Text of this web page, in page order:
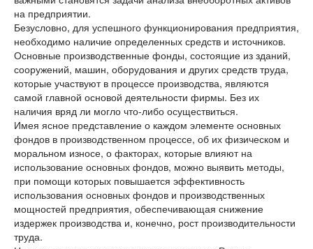
на предприятии.
Безусловно, для успешного функционирования предприятия,
необходимо наличие определенных средств и источников.
Основные производственные фонды, состоящие из зданий,
сооружений, машин, оборудования и других средств труда,
которые участвуют в процессе производства, являются
самой главной основой деятельности фирмы. Без их
наличия вряд ли могло что-либо осуществиться.
Имея ясное представление о каждом элементе основных
фондов в производственном процессе, об их физическом и
моральном износе, о факторах, которые влияют на
использование основных фондов, можно выявить методы,
при помощи которых повышается эффективность
использования основных фондов и производственных
мощностей предприятия, обеспечивающая снижение
издержек производства и, конечно, рост производительности
труда.